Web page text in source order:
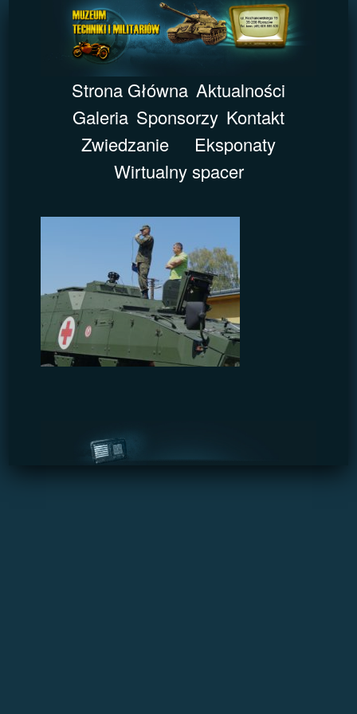
Strona Główna Aktualności
Galeria Sponsorzy Kontakt
Zwiedzanie
Eksponaty
Wirtualny spacer